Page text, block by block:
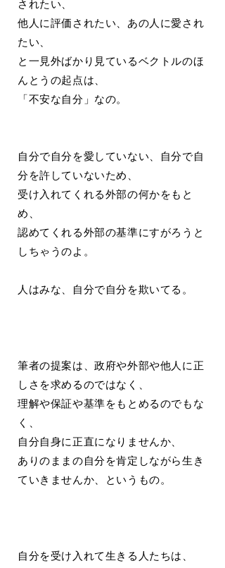
されたい、
他人に評価されたい、あの人に愛され
たい、
と一見外ばかり見ているベクトルのほ
んとうの起点は、
「不安な自分」なの。
自分で自分を愛していない、自分で自
分を許していないため、
受け入れてくれる外部の何かをもと
め、
認めてくれる外部の基準にすがろうと
しちゃうのよ。
人はみな、自分で自分を欺いてる。
筆者の提案は、政府や外部や他人に正
しさを求めるのではなく、
理解や保証や基準をもとめるのでもな
く、
自分自身に正直になりませんか、
ありのままの自分を肯定しながら生き
ていきませんか、というもの。
自分を受け入れて生きる人たちは、